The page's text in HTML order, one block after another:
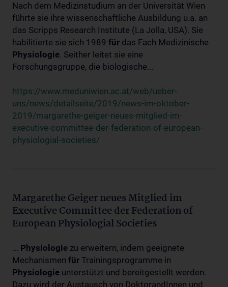
Nach dem Medizinstudium an der Universität Wien
führte sie ihre wissenschaftliche Ausbildung u.a. an
das Scripps Research Institute (La Jolla, USA). Sie
habilitierte sie sich 1989 für das Fach Medizinische
Physiologie. Seither leitet sie eine
Forschungsgruppe, die biologische...
https://www.meduniwien.ac.at/web/ueber-
uns/news/detailseite/2019/news-im-oktober-
2019/margarethe-geiger-neues-mitglied-im-
executive-committee-der-federation-of-european-
physiologial-societies/
Margarethe Geiger neues Mitglied im
Executive Committee der Federation of
European Physiologial Societies
... Physiologie zu erweitern, indem geeignete
Mechanismen für Trainingsprogramme in
Physiologie unterstützt und bereitgestellt werden.
Dazu wird der Austausch von DoktorandInnen und